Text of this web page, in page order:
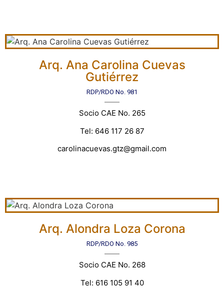
Arq. Ana Carolina Cuevas
Gutiérrez
RDP/RDO No. 981
Socio CAE No. 265
Tel: 646 117 26 87
carolinacuevas.gtz@gmail.com
Arq. Alondra Loza Corona
RDP/RDO No. 985
Socio CAE No. 268
Tel: 616 105 91 40